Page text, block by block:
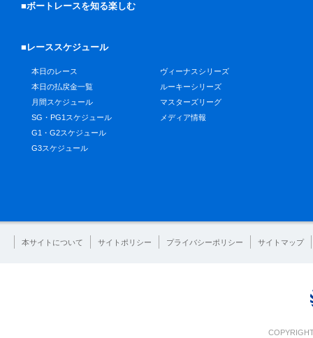
■ボートレースを知る楽しむ
■レーススケジュール
本日のレース
本日の払戻金一覧
月間スケジュール
SG・PG1スケジュール
G1・G2スケジュール
G3スケジュール
ヴィーナスシリーズ
ルーキーシリーズ
マスターズリーグ
メディア情報
本サイトについて サイトポリシー プライバシーポリシー サイトマップ